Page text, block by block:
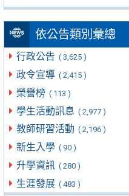
依公告類別彙總
行政公告 ( 3,625 )
政令宣導 ( 2,415 )
榮譽榜 ( 113 )
學生活動訊息 ( 2,977 )
教師研習活動 ( 2,196 )
新生入學 ( 90 )
升學資訊 ( 280 )
生涯發展 ( 483 )